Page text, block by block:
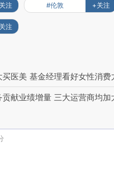
注 #伦敦 +关注
注
医美 基金经理看好女性消费
献业绩增量 三大运营商均加